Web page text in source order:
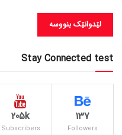
Stay Connected test
137
Followers
205k
Subscribers